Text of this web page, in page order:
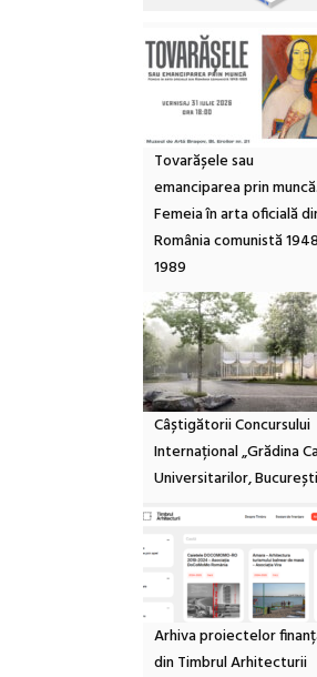
Tovarășele sau
emanciparea prin muncă.
Femeia în arta oficială
România comunistă
1989
Câștigătorii Concursului
Internațional „Grădina
Universitarilor,
Arhiva proiectelor
din Timbrul Arhitecturii